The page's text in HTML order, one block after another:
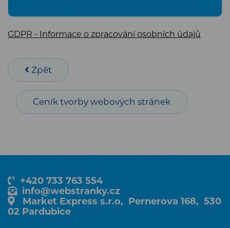
GDPR - Informace o zpracování osobních údajů
Zpět
Ceník tvorby webových stránek
+420 733 763 554
info@webstranky.cz
Market Express s.r.o, Pernerova 168, 530
02 Pardubice